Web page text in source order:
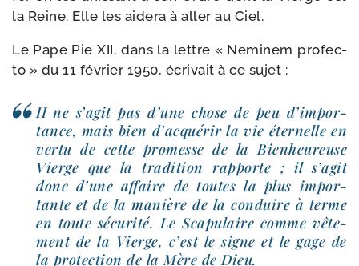
la Reine. Elle les aide­ra à aller au Ciel.
Le Pape Pie XII, dans la lettre « Neminem pro­fec­
to » du 11 février 1950, écri­vait à ce sujet :
II ne s’a­git pas d’une chose de peu d’im­por­
tance, mais bien d’ac­qué­rir la vie éter­nelle en
ver­tu de cette pro­messe de la Bienheureuse
Vierge que la tra­di­tion rap­porte ; il s’a­git
donc d’une affaire de toutes la plus impor­
tante et de la manière de la conduire à terme
en toute sécu­ri­té. Le Scapulaire comme vête­
ment de la Vierge, c’est le signe et le gage de
la pro­tec­tion de la Mère de Dieu.